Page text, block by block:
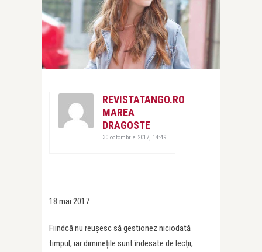
REVISTATANGO.RO
MAREA
DRAGOSTE
30 octombrie 2017, 14:49
18 mai 2017
Fiindcă nu reușesc să gestionez niciodată
timpul, iar diminețile sunt îndesate de lecții,